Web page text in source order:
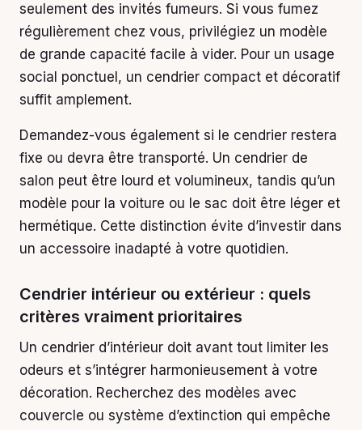
seulement des invités fumeurs. Si vous fumez
régulièrement chez vous, privilégiez un modèle
de grande capacité facile à vider. Pour un usage
social ponctuel, un cendrier compact et décoratif
suffit amplement.
Demandez-vous également si le cendrier restera
fixe ou devra être transporté. Un cendrier de
salon peut être lourd et volumineux, tandis qu’un
modèle pour la voiture ou le sac doit être léger et
hermétique. Cette distinction évite d’investir dans
un accessoire inadapté à votre quotidien.
Cendrier intérieur ou extérieur : quels
critères vraiment prioritaires
Un cendrier d’intérieur doit avant tout limiter les
odeurs et s’intégrer harmonieusement à votre
décoration. Recherchez des modèles avec
couvercle ou système d’extinction qui empêche